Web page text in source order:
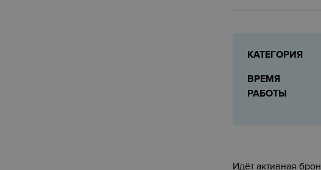
КАТЕГОРИЯ
ВРЕМЯ
РАБОТЫ
Идёт активная